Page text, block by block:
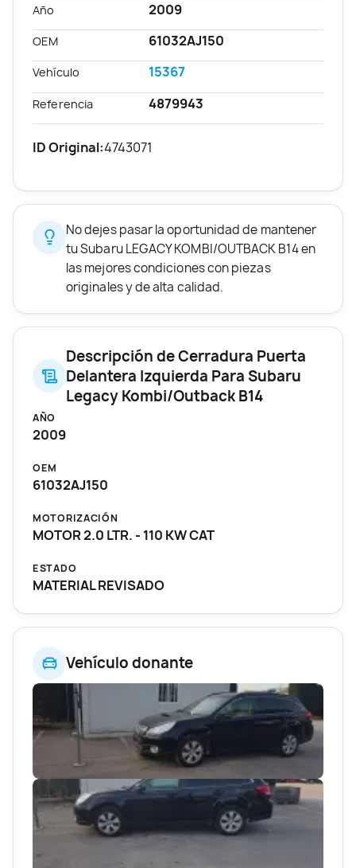
Vehículo donante
Año 2009
OEM 61032AJ150
Vehículo 15367
Referencia 4879943
ID Original:4743071
No dejes pasar la oportunidad de mantener
tu Subaru LEGACY KOMBI/OUTBACK B14 en
las mejores condiciones con piezas
originales y de alta calidad.
Descripción de Cerradura Puerta
Delantera Izquierda Para Subaru
Legacy Kombi/Outback B14
AÑO
2009
OEM
61032AJ150
MOTORIZACIÓN
MOTOR 2.0 LTR. - 110 KW CAT
ESTADO
MATERIAL REVISADO